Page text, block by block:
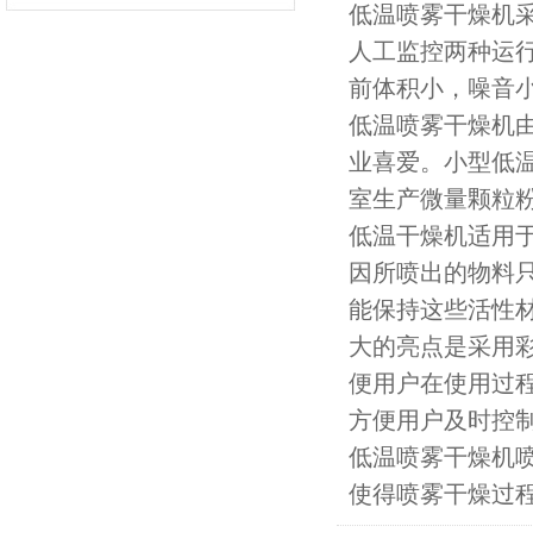
低温喷雾干燥机
人工监控两种运
前体积小，噪音
低温喷雾干燥机
业喜爱。小型低
室生产微量颗粒
低温干燥机适用
因所喷出的物料
能保持这些活性
大的亮点是采用
便用户在使用过
方便用户及时控
低温喷雾干燥机
使得喷雾干燥过